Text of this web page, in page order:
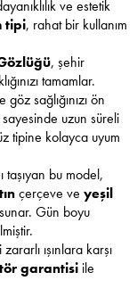
ve estetik
tipi, rahat bir kullanım
, şehir
tamamlar.
sağlığınızı ön
sayesinde uzun süreli
tipine kolayca uyum
taşıyan bu model,
çerçeve veyeşil
Gün boyu
ışınlara karşı
garantisi ile